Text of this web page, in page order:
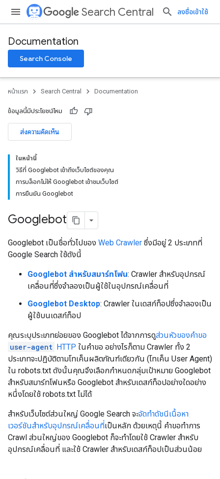
Search Central ลงชื่อเข้าใช้
Documentation
Search Console
หน้าแรก Search Central Documentation
ข้อมูลนี้มีประโยชน์ไหม
ส่งความคิดเห็น
ในหน้านี้
วิธีที่ Googlebot เข้าถึงเว็บไซต์ของคุณ
การบล็อกไม่ให้ Googlebot เข้าชมเว็บไซต์
การยืนยัน Googlebot
Googlebot
Googlebot เป็นชื่อทั่วไปของ Web Crawler ซึ่งมีอยู่ 2 ประเภทที่
Google Search ใช้ดังนี้
Googlebot สำหรับสมาร์ทโฟน: Crawler สําหรับอุปกรณ์
เคลื่อนที่ซึ่งจำลองเป็นผู้ใช้ในอุปกรณ์เคลื่อนที่
Googlebot Desktop: Crawler ในเดสก์ท็อปซึ่งจำลองเป็น
ผู้ใช้บนเดสก์ท็อป
คุณระบุประเภทย่อยของ Googlebot ได้จากการดูส่วนหัวของคำขอ
user-agent HTTP ในคำขอ อย่างไรก็ตาม Crawler ทั้ง 2
ประเภทจะปฏิบัติตามโทเค็นผลิตภัณฑ์เดียวกัน (โทเค็น User Agent)
ใน robots.txt ดังนั้นคุณจึงเลือกกำหนดกลุ่มเป้าหมาย Googlebot
สำหรับสมาร์ทโฟนหรือ Googlebot สำหรับเดสก์ท็อปอย่างใดอย่าง
หนึ่งโดยใช้ robots.txt ไม่ได้
สำหรับเว็บไซต์ส่วนใหญ่ Google Search จะจัดทำดัชนีเนื้อหา
เวอร์ชันสำหรับอุปกรณ์เคลื่อนที่เป็นหลัก ด้วยเหตุนี้ คําขอทำการ
Crawl ส่วนใหญ่ของ Googlebot ก็จะทําโดยใช้ Crawler สำหรับ
อุปกรณ์เคลื่อนที่ และใช้ Crawler สำหรับเดสก์ท็อปเป็นส่วนน้อย